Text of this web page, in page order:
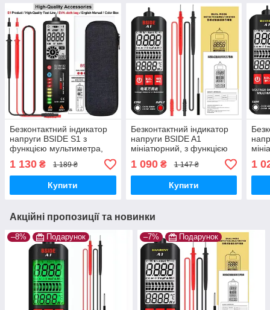
Безконтактний індикатор
напруги BSIDE S1 з
функцією мультиметра,
тестера, вимірювача
напруги
1 130 ₴ 1 189 ₴
Купити
Безконтактний індикатор
напруги BSIDE A1
мініатюрний, з функцією
мультиметра, тестера
1 090₴ 1 147 ₴
Купити
1
Акційні пропозиції та новинки
–8% Подарунок –7% Подарунок